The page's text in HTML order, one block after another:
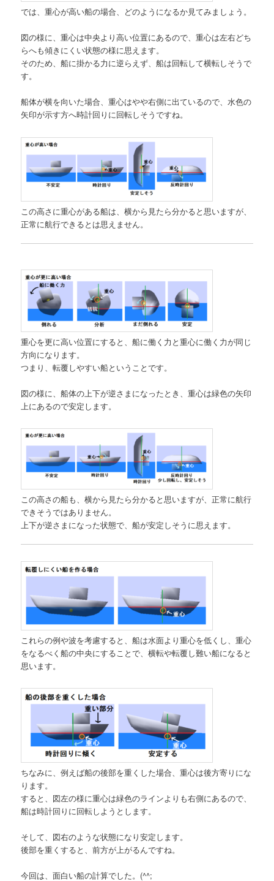
では、重心が高い船の場合、どのようになるか見てみましょう。
図の様に、重心は中央より高い位置にあるので、重心は左右どち
らへも傾きにくい状態の様に思えます。
そのため、船に掛かる力に逆らえず、船は回転して横転しそうで
す。
船体が横を向いた場合、重心はやや右側に出ているので、水色の
矢印が示す方へ時計回りに回転しそうですね。
この高さに重心がある船は、横から見たら分かると思いますが、
正常に航行できるとは思えません。
重心を更に高い位置にすると、船に働く力と重心に働く力が同じ
方向になります。
つまり、転覆しやすい船ということです。
図の様に、船体の上下が逆さまになったとき、重心は緑色の矢印
上にあるので安定します。
この高さの船も、横から見たら分かると思いますが、正常に航行
できそうではありません。
上下が逆さまになった状態で、船が安定しそうに思えます。
これらの例や波を考慮すると、船は水面より重心を低くし、重心
をなるべく船の中央にすることで、横転や転覆し難い船になると
思います。
ちなみに、例えば船の後部を重くした場合、重心は後方寄りにな
ります。
すると、図左の様に重心は緑色のラインよりも右側にあるので、
船は時計回りに回転しようとします。
そして、図右のような状態になり安定します。
後部を重くすると、前方が上がるんですね。
今回は、面白い船の計算でした。(^^;